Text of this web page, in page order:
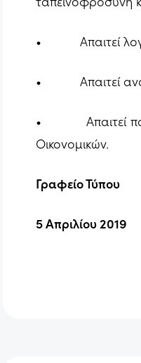
• Απαιτεί
• Απαιτεί
• Απαιτεί
Οικονομικών.
Γραφείο Τύπου
5 Απριλίου 2019